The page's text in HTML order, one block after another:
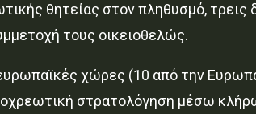
θητείας στον πληθυσμό,
τους οικειοθελώς.
χώρες (10 από την
στρατολόγηση μέσω